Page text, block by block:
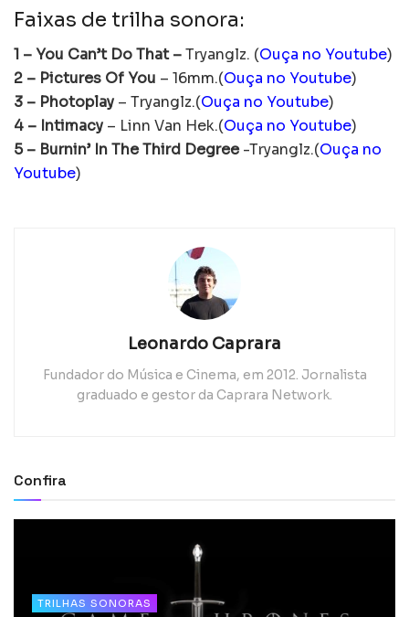
Faixas de trilha sonora:
1 – You Can’t Do That–Tryanglz. (Ouça no Youtube)
2 – Pictures Of You – 16mm.(Ouça no Youtube)
3 – Photoplay – Tryanglz.(Ouça no Youtube)
4 – Intimacy – Linn Van Hek.(Ouça no Youtube)
5 – Burnin’ In The Third Degree-Tryanglz.(Ouça no
Youtube)
Leonardo Caprara
Fundador do Música e Cinema, em 2012. Jornalista
graduado e gestor da Caprara Network.
Confira
TRILHAS SONORAS